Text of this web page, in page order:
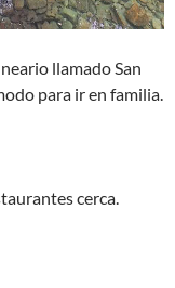
llamado San
para ir en familia.
cerca.